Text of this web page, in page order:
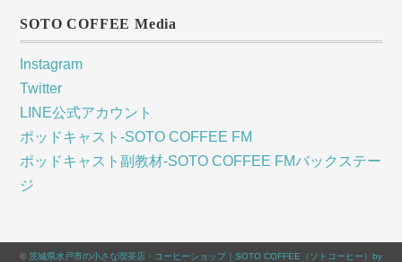
SOTO COFFEE Media
Instagram
Twitter
LINE公式アカウント
ポッドキャスト-SOTO COFFEE FM
ポッドキャスト副教材-SOTO COFFEE FMバックステー
ジ
© 茨城県水戸市の小さな喫茶店・コーヒーショップ｜SOTO COFFEE（ソトコーヒー）by